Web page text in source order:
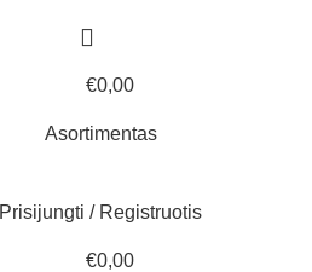
€0,00
Asortimentas
Prisijungti / Registruotis
€0,00